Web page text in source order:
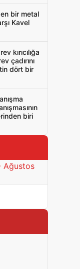
bir metal
Kavel
kırıcılığa
çadırını
dört bir
biri